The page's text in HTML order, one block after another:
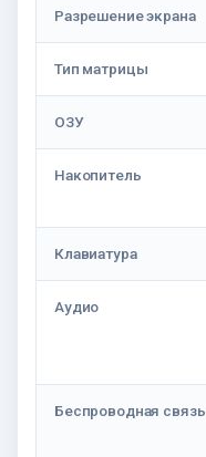
Разрешение экрана
Тип матрицы
ОЗУ
Накопитель
Клавиатура
Аудио
Беспроводная связь